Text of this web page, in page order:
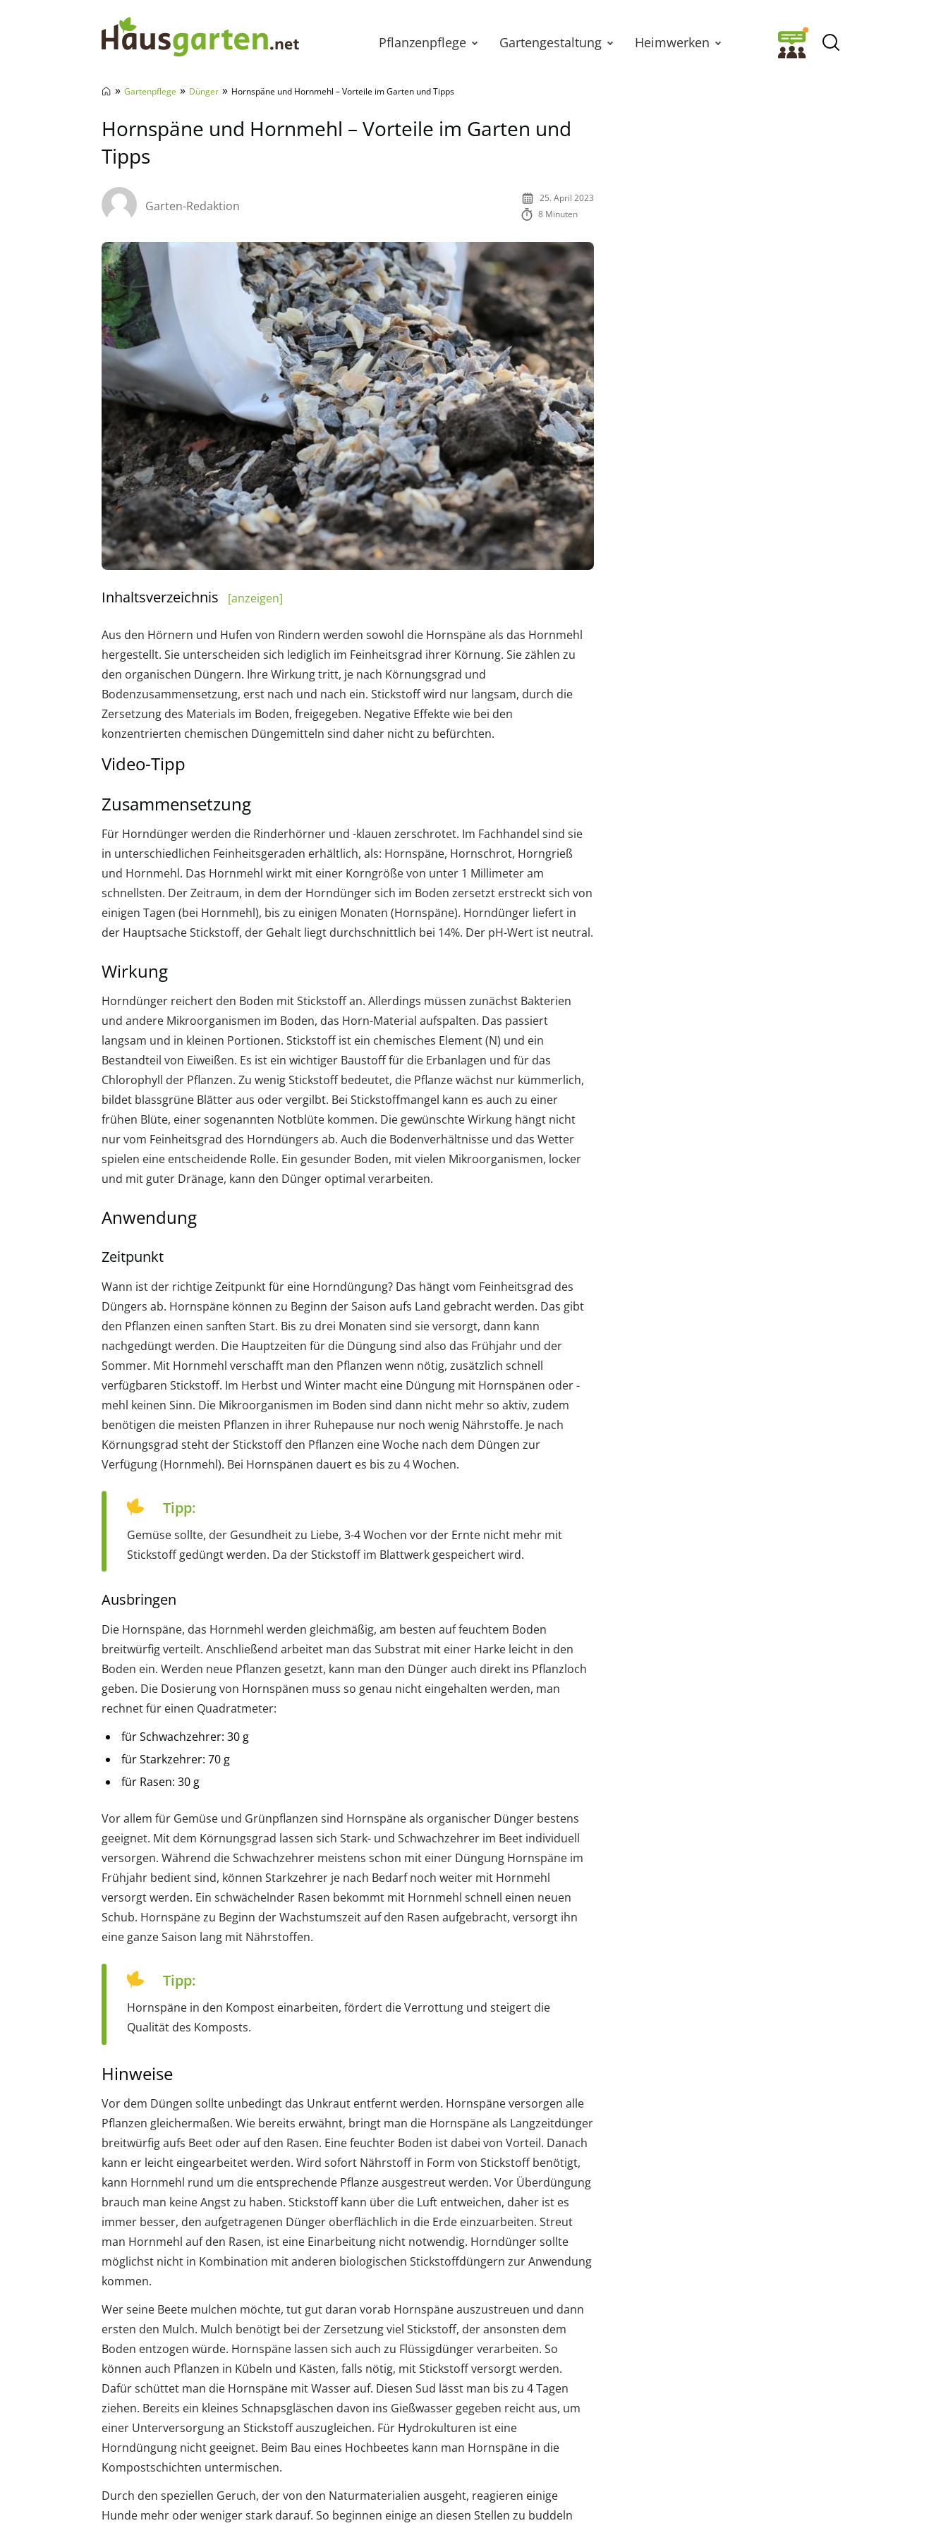
Pflanzenpflege Gartengestaltung Heimwerken
» Gartenpflege » Dünger » Hornspäne und Hornmehl – Vorteile im Garten und Tipps
Hornspäne und Hornmehl – Vorteile im Garten und
Tipps
Garten-Redaktion
25. April 2023
8 Minuten
Inhaltsverzeichnis [anzeigen]
Aus den Hörnern und Hufen von Rindern werden sowohl die Hornspäne als das Hornmehl
hergestellt. Sie unterscheiden sich lediglich im Feinheitsgrad ihrer Körnung. Sie zählen zu
den organischen Düngern. Ihre Wirkung tritt, je nach Körnungsgrad und
Bodenzusammensetzung, erst nach und nach ein. Stickstoff wird nur langsam, durch die
Zersetzung des Materials im Boden, freigegeben. Negative Effekte wie bei den
konzentrierten chemischen Düngemitteln sind daher nicht zu befürchten.
Video-Tipp
Zusammensetzung
Für Horndünger werden die Rinderhörner und -klauen zerschrotet. Im Fachhandel sind sie
in unterschiedlichen Feinheitsgeraden erhältlich, als: Hornspäne, Hornschrot, Horngrieß
und Hornmehl. Das Hornmehl wirkt mit einer Korngröße von unter 1 Millimeter am
schnellsten. Der Zeitraum, in dem der Horndünger sich im Boden zersetzt erstreckt sich von
einigen Tagen (bei Hornmehl), bis zu einigen Monaten (Hornspäne). Horndünger liefert in
der Hauptsache Stickstoff, der Gehalt liegt durchschnittlich bei 14%. Der pH-Wert ist neutral.
Wirkung
Horndünger reichert den Boden mit Stickstoff an. Allerdings müssen zunächst Bakterien
und andere Mikroorganismen im Boden, das Horn-Material aufspalten. Das passiert
langsam und in kleinen Portionen. Stickstoff ist ein chemisches Element (N) und ein
Bestandteil von Eiweißen. Es ist ein wichtiger Baustoff für die Erbanlagen und für das
Chlorophyll der Pflanzen. Zu wenig Stickstoff bedeutet, die Pflanze wächst nur kümmerlich,
bildet blassgrüne Blätter aus oder vergilbt. Bei Stickstoffmangel kann es auch zu einer
frühen Blüte, einer sogenannten Notblüte kommen. Die gewünschte Wirkung hängt nicht
nur vom Feinheitsgrad des Horndüngers ab. Auch die Bodenverhältnisse und das Wetter
spielen eine entscheidende Rolle. Ein gesunder Boden, mit vielen Mikroorganismen, locker
und mit guter Dränage, kann den Dünger optimal verarbeiten.
Anwendung
Zeitpunkt
Wann ist der richtige Zeitpunkt für eine Horndüngung? Das hängt vom Feinheitsgrad des
Düngers ab. Hornspäne können zu Beginn der Saison aufs Land gebracht werden. Das gibt
den Pflanzen einen sanften Start. Bis zu drei Monaten sind sie versorgt, dann kann
nachgedüngt werden. Die Hauptzeiten für die Düngung sind also das Frühjahr und der
Sommer. Mit Hornmehl verschafft man den Pflanzen wenn nötig, zusätzlich schnell
verfügbaren Stickstoff. Im Herbst und Winter macht eine Düngung mit Hornspänen oder -
mehl keinen Sinn. Die Mikroorganismen im Boden sind dann nicht mehr so aktiv, zudem
benötigen die meisten Pflanzen in ihrer Ruhepause nur noch wenig Nährstoffe. Je nach
Körnungsgrad steht der Stickstoff den Pflanzen eine Woche nach dem Düngen zur
Verfügung (Hornmehl). Bei Hornspänen dauert es bis zu 4 Wochen.
Tipp:
Gemüse sollte, der Gesundheit zu Liebe, 3-4 Wochen vor der Ernte nicht mehr mit
Stickstoff gedüngt werden. Da der Stickstoff im Blattwerk gespeichert wird.
Ausbringen
Die Hornspäne, das Hornmehl werden gleichmäßig, am besten auf feuchtem Boden
breitwürfig verteilt. Anschließend arbeitet man das Substrat mit einer Harke leicht in den
Boden ein. Werden neue Pflanzen gesetzt, kann man den Dünger auch direkt ins Pflanzloch
geben. Die Dosierung von Hornspänen muss so genau nicht eingehalten werden, man
rechnet für einen Quadratmeter:
für Schwachzehrer: 30 g
für Starkzehrer: 70 g
für Rasen: 30 g
Vor allem für Gemüse und Grünpflanzen sind Hornspäne als organischer Dünger bestens
geeignet. Mit dem Körnungsgrad lassen sich Stark- und Schwachzehrer im Beet individuell
versorgen. Während die Schwachzehrer meistens schon mit einer Düngung Hornspäne im
Frühjahr bedient sind, können Starkzehrer je nach Bedarf noch weiter mit Hornmehl
versorgt werden. Ein schwächelnder Rasen bekommt mit Hornmehl schnell einen neuen
Schub. Hornspäne zu Beginn der Wachstumszeit auf den Rasen aufgebracht, versorgt ihn
eine ganze Saison lang mit Nährstoffen.
Tipp:
Hornspäne in den Kompost einarbeiten, fördert die Verrottung und steigert die
Qualität des Komposts.
Hinweise
Vor dem Düngen sollte unbedingt das Unkraut entfernt werden. Hornspäne versorgen alle
Pflanzen gleichermaßen. Wie bereits erwähnt, bringt man die Hornspäne als Langzeitdünger
breitwürfig aufs Beet oder auf den Rasen. Eine feuchter Boden ist dabei von Vorteil. Danach
kann er leicht eingearbeitet werden. Wird sofort Nährstoff in Form von Stickstoff benötigt,
kann Hornmehl rund um die entsprechende Pflanze ausgestreut werden. Vor Überdüngung
brauch man keine Angst zu haben. Stickstoff kann über die Luft entweichen, daher ist es
immer besser, den aufgetragenen Dünger oberflächlich in die Erde einzuarbeiten. Streut
man Hornmehl auf den Rasen, ist eine Einarbeitung nicht notwendig. Horndünger sollte
möglichst nicht in Kombination mit anderen biologischen Stickstoffdüngern zur Anwendung
kommen.
Wer seine Beete mulchen möchte, tut gut daran vorab Hornspäne auszustreuen und dann
ersten den Mulch. Mulch benötigt bei der Zersetzung viel Stickstoff, der ansonsten dem
Boden entzogen würde. Hornspäne lassen sich auch zu Flüssigdünger verarbeiten. So
können auch Pflanzen in Kübeln und Kästen, falls nötig, mit Stickstoff versorgt werden.
Dafür schüttet man die Hornspäne mit Wasser auf. Diesen Sud lässt man bis zu 4 Tagen
ziehen. Bereits ein kleines Schnapsgläschen davon ins Gießwasser gegeben reicht aus, um
einer Unterversorgung an Stickstoff auszugleichen. Für Hydrokulturen ist eine
Horndüngung nicht geeignet. Beim Bau eines Hochbeetes kann man Hornspäne in die
Kompostschichten untermischen.
Durch den speziellen Geruch, der von den Naturmaterialien ausgeht, reagieren einige
Hunde mehr oder weniger stark darauf. So beginnen einige an diesen Stellen zu buddeln